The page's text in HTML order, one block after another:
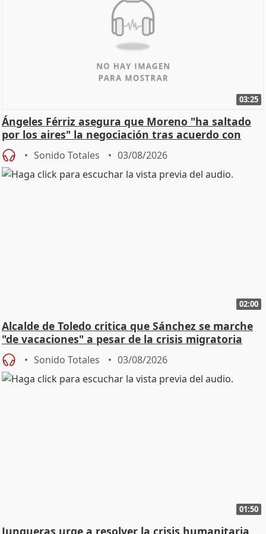
03:25
Ángeles Férriz asegura que Moreno "ha saltado
por los aires" la negociación tras acuerdo con
SMA
Sonido Totales 03/08/2026
02:00
Alcalde de Toledo critica que Sánchez se marche
"de vacaciones" a pesar de la crisis migratoria
Sonido Totales 03/08/2026
01:50
Junqueras urge a resolver la crisis humanitaria